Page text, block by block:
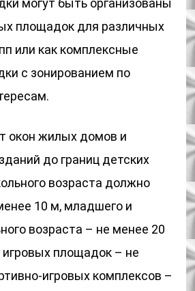
могут быть организованы
площадок для различных
или как комплексные
с зонированием по
окон жилых домов и
до границ детских
возраста должно
10 м, младшего и
возраста – не менее 20
площадок – не
игровых комплексов –